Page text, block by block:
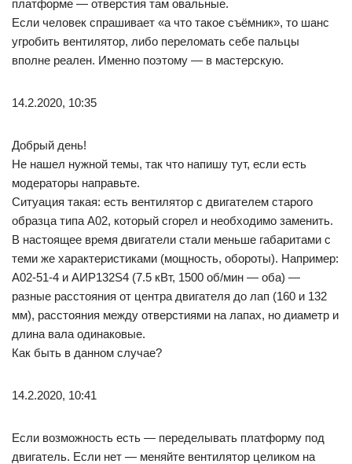
платформе — отверстия там овальные.
Если человек спрашивает «а что такое съёмник», то шанс
угробить вентилятор, либо переломать себе пальцы
вполне реален. Именно поэтому — в мастерскую.
14.2.2020, 10:35
Добрый день!
Не нашел нужной темы, так что напишу тут, если есть
модераторы направьте.
Ситуация такая: есть вентилятор с двигателем старого
образца типа А02, который сгорел и необходимо заменить.
В настоящее время двигатели стали меньше габаритами с
теми же характеристиками (мощность, обороты). Например:
А02-51-4 и АИР132S4 (7.5 кВт, 1500 об/мин — оба) —
разные расстояния от центра двигателя до лап (160 и 132
мм), расстояния между отверстиями на лапах, но диаметр и
длина вала одинаковые.
Как быть в данном случае?
14.2.2020, 10:41
Если возможность есть — переделывать платформу под
двигатель. Если нет — меняйте вентилятор целиком на